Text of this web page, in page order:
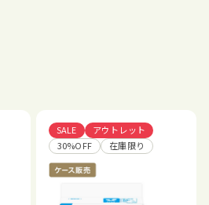
SALE
アウトレット
30%OFF
在庫限り